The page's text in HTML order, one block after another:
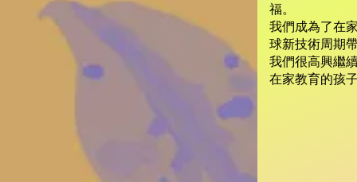
福。
我們成為了在
球新技術周期
我們很高興繼
在家教育的孩